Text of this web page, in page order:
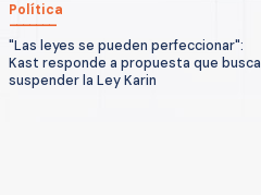
Política
"Las leyes se pueden perfeccionar":
Kast responde a propuesta que busca
suspender la Ley Karin